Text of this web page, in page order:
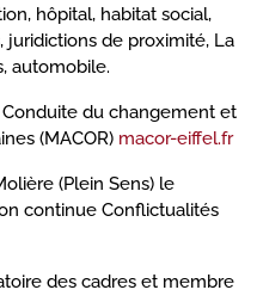
hôpital, habitat social,
juridictions de proximité, La
automobile.
du changement et
(MACOR) macor-eiffel.fr
(Plein Sens) le
continue Conflictualités
des cadres et membre